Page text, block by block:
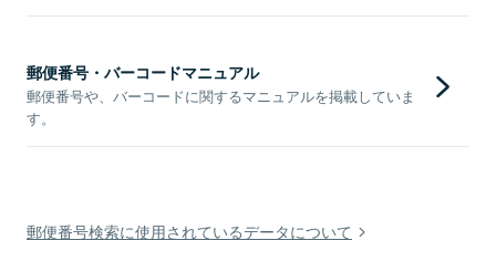
郵便番号・バーコードマニュアル
郵便番号や、バーコードに関するマニュアルを掲載していま
す。
郵便番号検索に使用されているデータについて